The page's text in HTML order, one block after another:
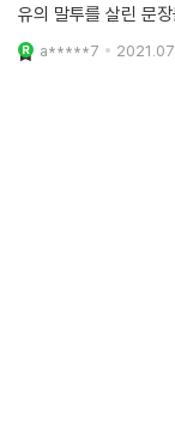
유의 말투를 살린 문장
미있게 잘 읽었어요. 다만 세계사 강의와 삼국지 관련 강의에서 틀린 내용
이 있어서 논란
a*****7